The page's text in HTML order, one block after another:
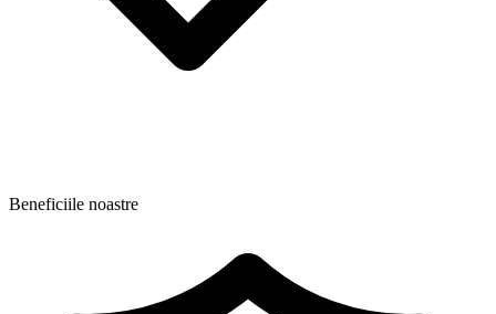
Beneficiile noastre